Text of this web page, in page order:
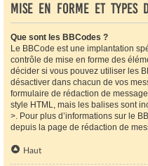
Mise en forme et types
Que sont les BBCodes ?
Le BBCode est une implantation
contrôle de mise en forme des
décider si vous pouvez utiliser les
désactiver dans chacun de vos
formulaire de rédaction de
style HTML, mais les balises sont
>. Pour plus d’informations sur le
depuis la page de rédaction de
Haut